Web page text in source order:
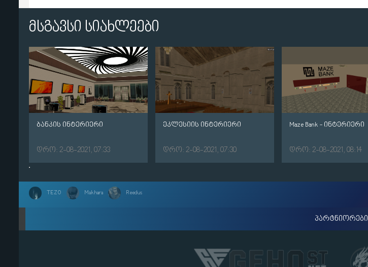
მსგავსი სიახლეები
ბანკის ინტერიერი
დრო: 2-08-2021, 07:33
ეკლესიის ინტერიერი
დრო: 2-08-2021, 07:30
Maze Bank - ინტერიერი
დრო: 2-08-2021, 08:14
TEZO Makhara Reedus
პარტნიორები